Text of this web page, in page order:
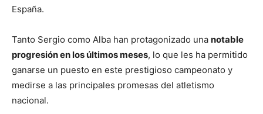
España.
Tanto Sergio como Alba han protagonizado una notable
progresión en los últimos meses, lo que les ha permitido
ganarse un puesto en este prestigioso campeonato y
medirse a las principales promesas del atletismo
nacional.